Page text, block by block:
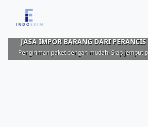
JASA IMPOR BARANG DARI
Pengiriman paket dengan mudah. Siap jemput